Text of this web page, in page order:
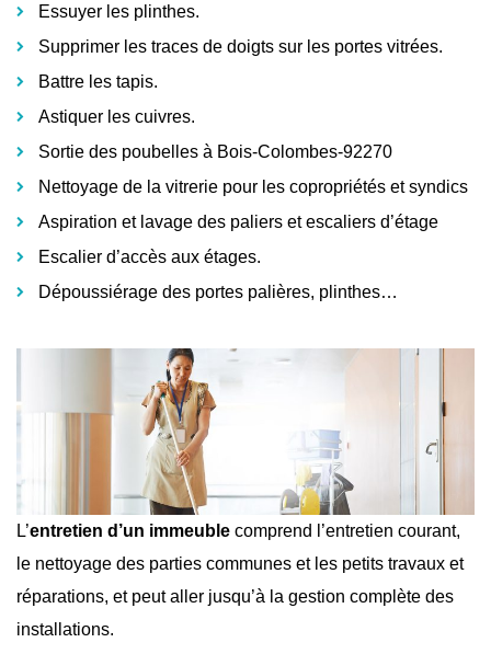
Essuyer les plinthes.
Supprimer les traces de doigts sur les portes vitrées.
Battre les tapis.
Astiquer les cuivres.
Sortie des poubelles à Bois-Colombes-92270
Nettoyage de la vitrerie pour les copropriétés et syndics
Aspiration et lavage des paliers et escaliers d’étage
Escalier d’accès aux étages.
Dépoussiérage des portes palières, plinthes…
L’entretien d’un immeuble comprend l’entretien courant,
le nettoyage des parties communes et les petits travaux et
réparations, et peut aller jusqu’à la gestion complète des
installations.